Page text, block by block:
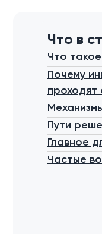
Что в
Что
Почему
проходят
Пути
Главное
Частые